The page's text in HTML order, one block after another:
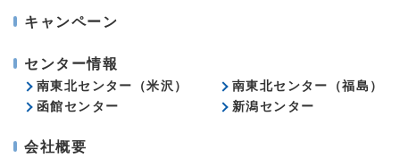
キャンペーン
センター情報
南東北センター（米沢）
南東北センター（福島）
函館センター
新潟センター
会社概要